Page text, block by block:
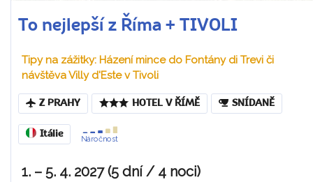
To nejlepší z Říma + TIVOLI
Tipy na zážitky: Házení mince do Fontány di Trevi či
návštěva Villy d'Este v Tivoli
Z PRAHY HOTEL V ŘÍMĚ SNÍDANĚ
Itálie
Náročnost
1. – 5. 4. 2027 (5 dní / 4 noci)